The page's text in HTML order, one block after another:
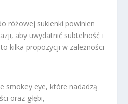
różowej sukienki powinien
aby uwydatnić subtelność i
kilka propozycji w zależności
smokey eye, które nadadzą
oraz głębi,